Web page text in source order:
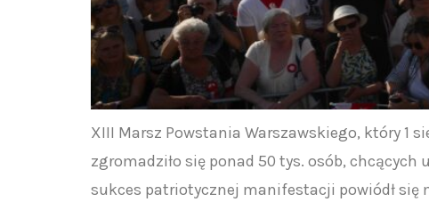
XIII Marsz Powstania Warszawskiego, który 1
zgromadziło się ponad 50 tys. osób,
sukces patriotycznej manifestacji powiódł się